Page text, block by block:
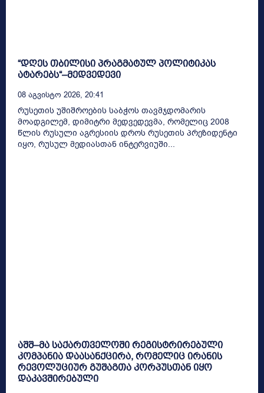
“დღეს თბილისი პრაგმატულ პოლიტიკას
ატარებს“–მედვედევი
08 Აგვისტო 2026, 20:41
რუსეთის უშიშროების საბჭოს თავმჯდომარის
მოადგილემ, დიმიტრი მედვედევმა, რომელიც 2008
წლის რუსული აგრესიის დროს რუსეთის პრეზიდენტი
იყო, რუსულ მედიასთან ინტერვიუში...
აშშ–მა საქართველოში რეგისტრირებული
კომპანია დაასანქცირა, რომელიც ირანის
რევოლუციურ გუშაგთა კორპუსთან იყო
დაკავშირებული